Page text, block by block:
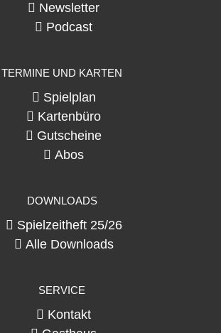
Newsletter
Podcast
TERMINE UND KARTEN
Spielplan
Kartenbüro
Gutscheine
Abos
DOWNLOADS
Spielzeitheft 25/26
Alle Downloads
SERVICE
Kontakt